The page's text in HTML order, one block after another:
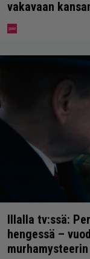
vakavaan
Illalla tv:ssä:
hengessä –
murhamysteerin